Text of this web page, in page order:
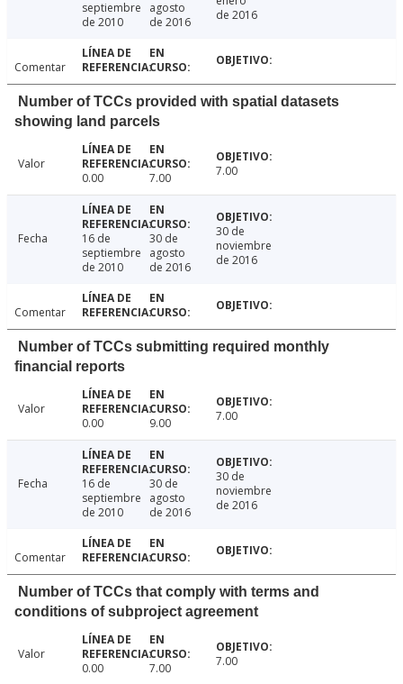
septiembre
de 2010
agosto
de 2016
de 2016
Comentar
Number of TCCs provided with spatial datasets
showing land parcels
Valor
0.00
7.00 7.00
Fecha
16 de
septiembre
de 2010
30 de
agosto
de 2016
30 de
noviembre
de 2016
Comentar
Number of TCCs submitting required monthly
financial reports
Valor
0.00
9.00 7.00
Fecha
16 de
septiembre
de 2010
30 de
agosto
de 2016
30 de
noviembre
de 2016
Comentar
Number of TCCs that comply with terms and
conditions of subproject agreement
Valor
0.00
7.00 7.00